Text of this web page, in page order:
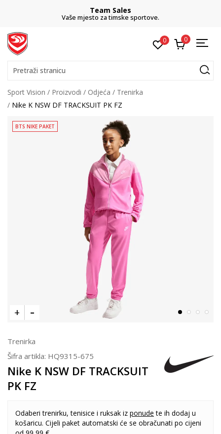
Team Sales
Vaše mjesto za timske sportove.
0 0
Pretraži stranicu
Sport Vision Proizvodi Odjeća
Trenirka
Nike K NSW DF TRACKSUIT PK FZ
BTS NIKE PAKET
Trenirka
Šifra artikla: HQ9315-675
Nike K NSW DF TRACKSUIT
PK FZ
Odaberi trenirku, tenisice i ruksak iz ponude te ih dodaj u
košaricu. Cijeli paket automatski će se obračunati po cijeni